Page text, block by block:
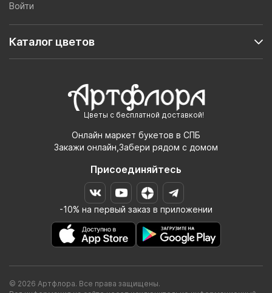
Цветы с бесплатной доставкой!
Онлайн маркет букетов в СПБ
Закажи онлайн,Забери рядом с домом
Присоединяйтесь
-10% на первый заказ в приложении
Войти
Каталог цветов
© 2026 Артфлора. Все права защищены.